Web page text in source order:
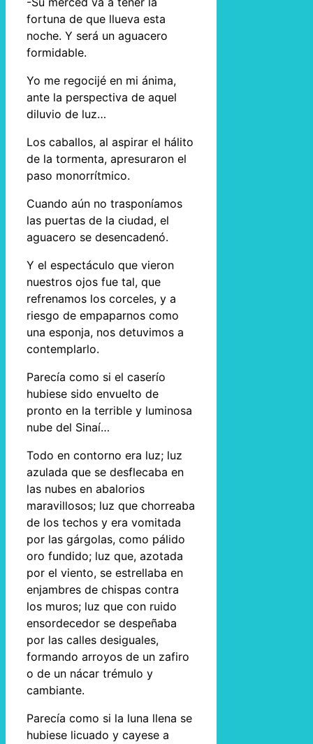
fortuna de que llueva esta
noche. Y será un aguacero
formidable.
Yo me regocijé en mi ánima,
ante la perspectiva de aquel
diluvio de luz…
Los caballos, al aspirar el hálito
de la tormenta, apresuraron el
paso monorrítmico.
Cuando aún no trasponíamos
las puertas de la ciudad, el
aguacero se desencadenó.
Y el espectáculo que vieron
nuestros ojos fue tal, que
refrenamos los corceles, y a
riesgo de empaparnos como
una esponja, nos detuvimos a
contemplarlo.
Parecía como si el caserío
hubiese sido envuelto de
pronto en la terrible y luminosa
nube del Sinaí…
Todo en contorno era luz; luz
azulada que se desflecaba en
las nubes en abalorios
maravillosos; luz que chorreaba
de los techos y era vomitada
por las gárgolas, como pálido
oro fundido; luz que, azotada
por el viento, se estrellaba en
enjambres de chispas contra
los muros; luz que con ruido
ensordecedor se despeñaba
por las calles desiguales,
formando arroyos de un zafiro
o de un nácar trémulo y
cambiante.
Parecía como si la luna llena se
hubiese licuado y cayese a